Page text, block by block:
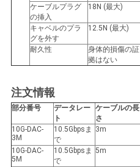
ケーブルプラグ
の挿入
18N (最大)
キャベルのプラ
グを外す
12.5N (最大)
耐久性
身体的損傷の証
拠はない
注文情報
部分番号
データレー
ト
ケーブルの長
さ
10G-DAC-
3M
10.5Gbpsま
で
3m
10G-DAC-
5M
10.5Gbpsま
で
5m